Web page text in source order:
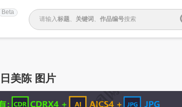
Beta
请输入标题、 关键词 、 作品编号搜索
美陈 图片